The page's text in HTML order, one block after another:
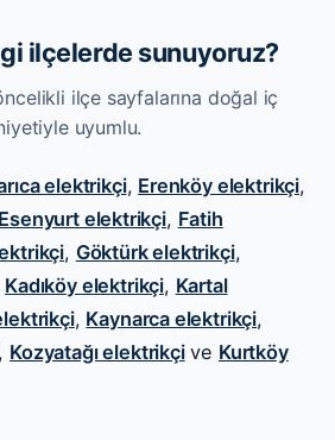
ilçelerde sunuyoruz?
ilçe sayfalarına doğal iç
uyumlu.
elektrikçi, Erenköy elektrikçi,
Esenyurt elektrikçi, Fatih
, Göktürk elektrikçi,
Kadıköy elektrikçi, Kartal
, Kaynarca elektrikçi,
Kozyatağı elektrikçive Kurtköy